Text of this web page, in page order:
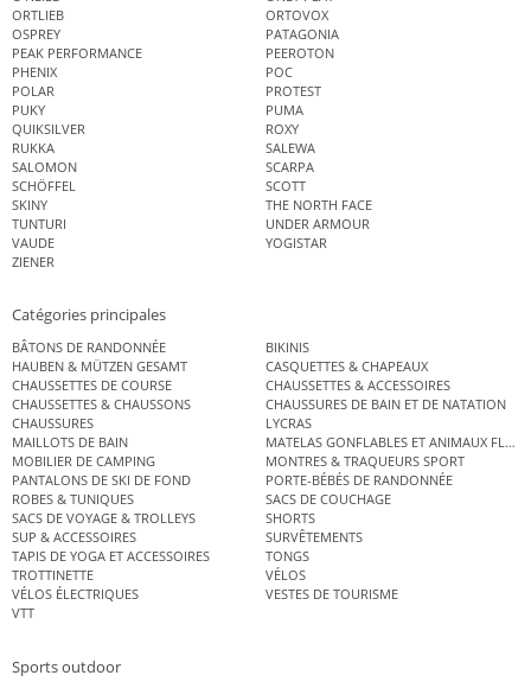
ORTLIEB
ORTOVOX
OSPREY
PATAGONIA
PEAK PERFORMANCE
PEEROTON
PHENIX
POC
POLAR
PROTEST
PUKY
PUMA
QUIKSILVER
ROXY
RUKKA
SALEWA
SALOMON
SCARPA
SCHÖFFEL
SCOTT
SKINY
THE NORTH FACE
TUNTURI
UNDER ARMOUR
VAUDE
YOGISTAR
ZIENER
Catégories principales
BÂTONS DE RANDONNÉE
BIKINIS
HAUBEN & MÜTZEN GESAMT
CASQUETTES & CHAPEAUX
CHAUSSETTES DE COURSE
CHAUSSETTES & ACCESSOIRES
CHAUSSETTES & CHAUSSONS
CHAUSSURES DE BAIN ET DE NATATION
CHAUSSURES
LYCRAS
MAILLOTS DE BAIN
MATELAS GONFLABLES ET ANIMAUX
MOBILIER DE CAMPING
MONTRES & TRAQUEURS SPORT
PANTALONS DE SKI DE FOND
PORTE-BÉBÉS DE RANDONNÉE
ROBES & TUNIQUES
SACS DE COUCHAGE
SACS DE VOYAGE & TROLLEYS
SHORTS
SUP & ACCESSOIRES
SURVÊTEMENTS
TAPIS DE YOGA ET ACCESSOIRES
TONGS
TROTTINETTE
VÉLOS
VÉLOS ÉLECTRIQUES
VESTES DE TOURISME
VTT
Sports outdoor